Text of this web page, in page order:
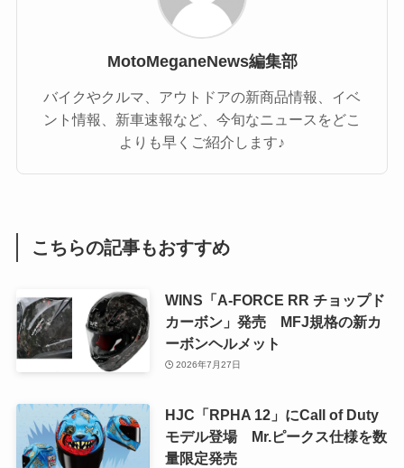
MotoMeganeNews編集部
バイクやクルマ、アウトドアの新商品情報、イベ
ント情報、新車速報など、今旬なニュースをどこ
よりも早くご紹介します♪
こちらの記事もおすすめ
WINS「A-FORCE RR チョップド
カーボン」発売 MFJ規格の新カ
ーボンヘルメット
2026年7月27日
HJC「RPHA 12」にCall of Duty
モデル登場 Mr.ピークス仕様を数
量限定発売